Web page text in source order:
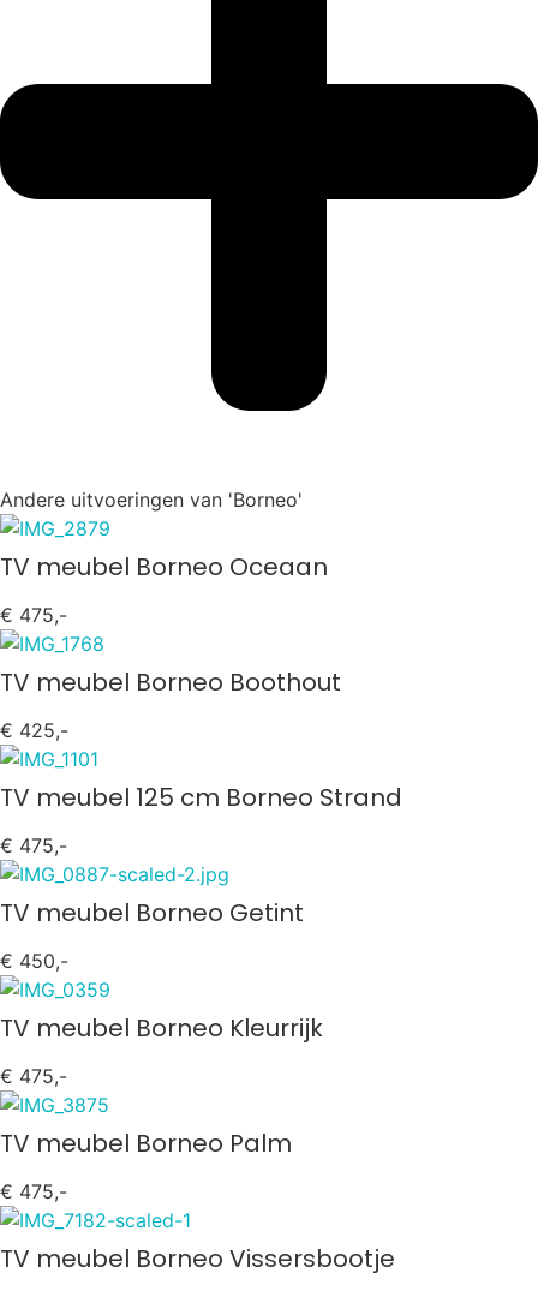
Andere uitvoeringen van 'Borneo'
TV meubel Borneo Oceaan
€ 475,-
TV meubel Borneo Boothout
€ 425,-
TV meubel 125 cm Borneo Strand
€ 475,-
TV meubel Borneo Getint
€ 450,-
TV meubel Borneo Kleurrijk
€ 475,-
TV meubel Borneo Palm
€ 475,-
TV meubel Borneo Vissersbootje